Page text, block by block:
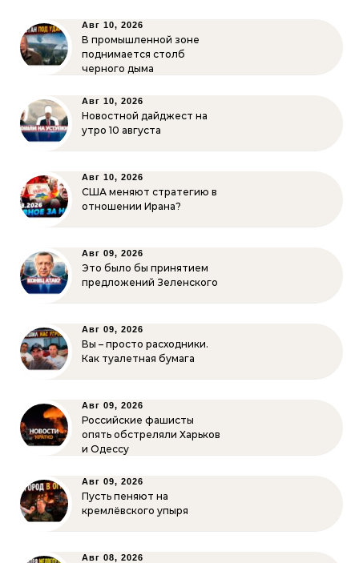
Авг 10, 2026
В промышленной зоне
поднимается столб
черного дыма
Авг 10, 2026
Новостной дайджест на
утро 10 августа
Авг 10, 2026
США меняют стратегию в
отношении Ирана?
Авг 09, 2026
Это было бы принятием
предложений Зеленского
Авг 09, 2026
Вы – просто расходники.
Как туалетная бумага
Авг 09, 2026
Российские фашисты
опять обстреляли Харьков
и Одессу
Авг 09, 2026
Пусть пеняют на
кремлёвского упыря
Авг 08, 2026